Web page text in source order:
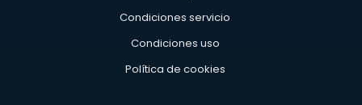
Condiciones servicio
Condiciones uso
Política de cookies